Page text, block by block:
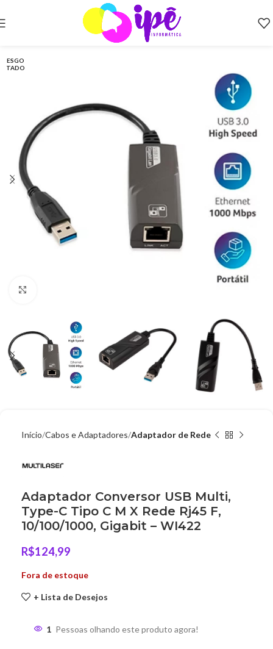
ESGO
TADO
Início Cabos e Adaptadores Adaptador de Rede
Adaptador Conversor USB Multi,
Type-C Tipo C M X Rede Rj45 F,
10/100/1000, Gigabit – WI422
R$124,99
Fora de estoque
+ Lista de Desejos
1 Pessoas olhando este produto agora!